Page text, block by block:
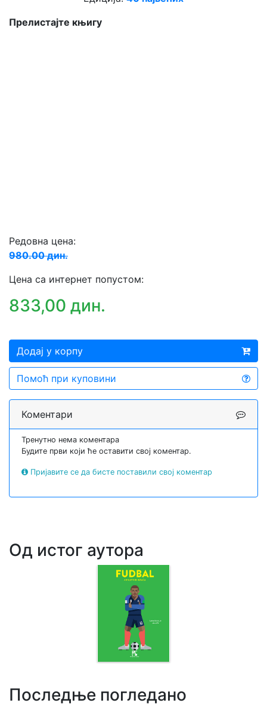
Прелистајте књигу
Редовна цена:
980.00 дин.
Цена са интернет попустом:
833,00 дин.
Додај у корпу
Помоћ при куповини
Коментари
Тренутно нема коментара
Будите први који ће оставити свој коментар.
Пријавите се да бисте поставили свој коментар
Од истог аутора
Последње погледано